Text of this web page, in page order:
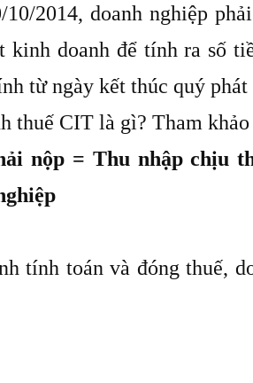
10/2014, doanh nghiệp
kinh doanh để tính ra số
từ ngày kết thúc quý
thuế CIT là gì? Tham
nộp = Thu nhập chịu
tính toán và đóng thuế,